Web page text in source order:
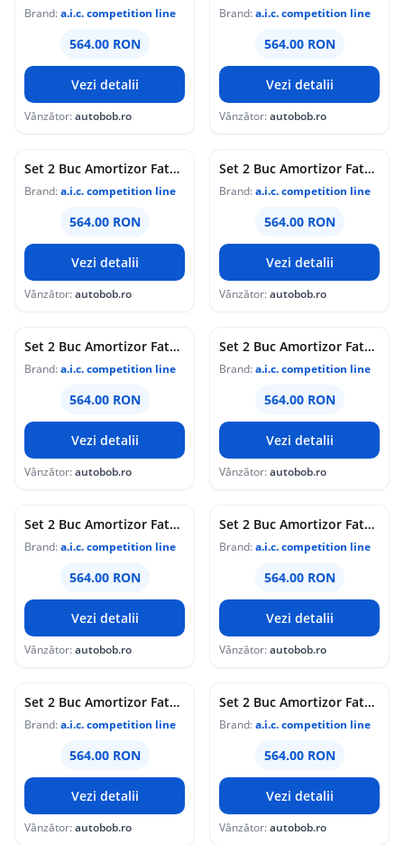
Brand:a.i.c. competition line
564.00 RON
Vezi detalii
Vânzător:autobob.ro
Brand:a.i.c. competition line
564.00 RON
Vezi detalii
Vânzător:autobob.ro
Set 2 Buc Amortizor Fata Aic Volkswagen Sharan 2 2010 52566
Brand:a.i.c. competition line
564.00 RON
Vezi detalii
Vânzător:autobob.ro
Set 2 Buc Amortizor Fata Aic Volkswagen Touran 1 2003-2010 52566
Brand:a.i.c. competition line
564.00 RON
Vezi detalii
Vânzător:autobob.ro
Set 2 Buc Amortizor Fata Aic Volkswagen Touran 2 2010-2015 52566
Brand:a.i.c. competition line
564.00 RON
Vezi detalii
Vânzător:autobob.ro
Set 2 Buc Amortizor Fata Aic Audi Q3 2011 52566
Brand:a.i.c. competition line
564.00 RON
Vezi detalii
Vânzător:autobob.ro
Set 2 Buc Amortizor Fata Aic Seat Alhambra 2 2010 52566
Brand:a.i.c. competition line
564.00 RON
Vezi detalii
Vânzător:autobob.ro
Set 2 Buc Amortizor Fata Aic Seat Altea 2004 52566
Brand:a.i.c. competition line
564.00 RON
Vezi detalii
Vânzător:autobob.ro
Set 2 Buc Amortizor Fata Aic Seat Altea XL 2006 52566
Brand:a.i.c. competition line
564.00 RON
Vezi detalii
Vânzător:autobob.ro
Set 2 Buc Amortizor Fata Aic Seat Leon 1P1 2005-2012 52566
Brand:a.i.c. competition line
564.00 RON
Vezi detalii
Vânzător:autobob.ro